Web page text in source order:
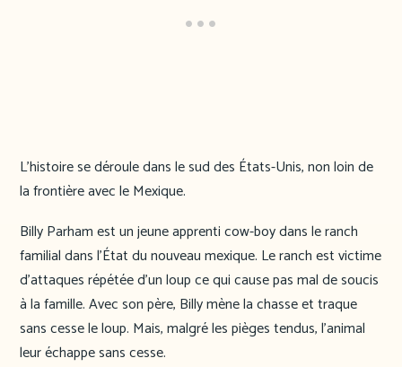
L’histoire se déroule dans le sud des États-Unis, non loin de
la frontière avec le Mexique.
Billy Parham est un jeune apprenti cow-boy dans le ranch
familial dans l’État du nouveau mexique. Le ranch est victime
d’attaques répétée d’un loup ce qui cause pas mal de soucis
à la famille. Avec son père, Billy mène la chasse et traque
sans cesse le loup. Mais, malgré les pièges tendus, l’animal
leur échappe sans cesse.